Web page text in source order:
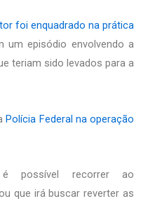
foi enquadrado na prática
um episódio envolvendo a
teriam sido levados para a
Polícia Federal na operação
possível recorrer ao
que irá buscar reverter as